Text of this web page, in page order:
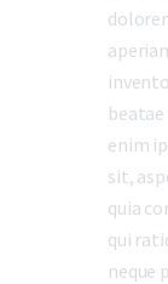
enim
sit,
quia
qui
neque